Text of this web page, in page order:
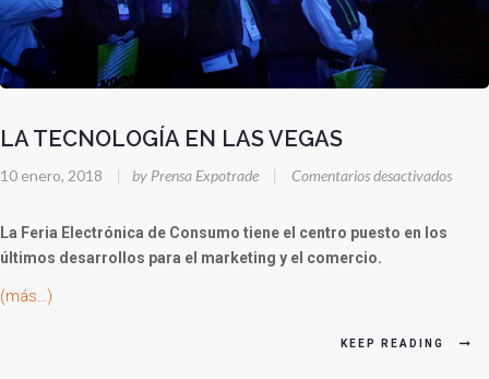
LA TECNOLOGÍA EN LAS VEGAS
10 enero, 2018 by Prensa Expotrade Comentarios desactivadosen
La Feria Electrónica de Consumo tiene el centro puesto en los
últimos desarrollos para el marketing y el comercio.
(más…)
KEEP READING